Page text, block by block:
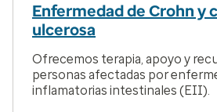
Enfermedad de Crohn y
ulcerosa
Ofrecemos terapia, apoyo y
personas afectadas por
inflamatorias intestinales (EII).